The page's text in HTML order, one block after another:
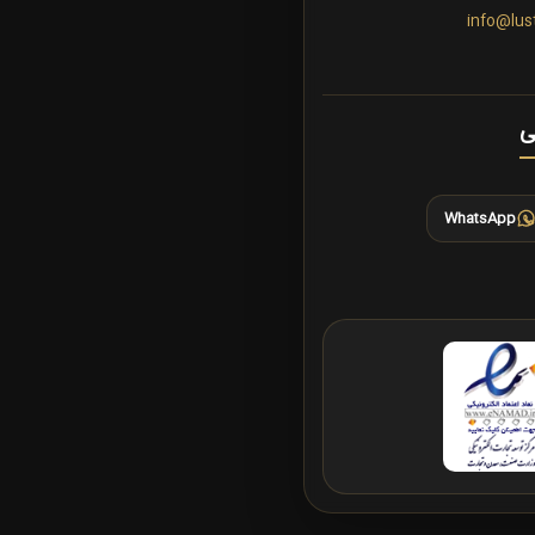
WhatsApp